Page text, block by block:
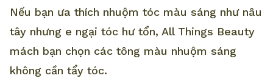
Nếu bạn ưa thích nhuộm tóc màu sáng như nâu
tây nhưng e ngại tóc hư tổn, All Things Beauty
mách bạn chọn các tông màu nhuộm sáng
không cần tẩy tóc.